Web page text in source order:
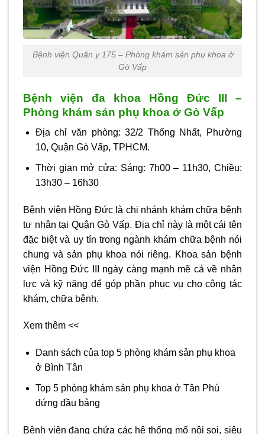
Bệnh viện Quân y 175 – Phòng khám sản phụ khoa ở
Gò Vấp
Bệnh viện đa khoa Hồng Đức III –
Phòng khám sản phụ khoa ở Gò Vấp
Địa chỉ văn phòng: 32/2 Thống Nhất, Phường
10, Quận Gò Vấp, TPHCM.
Thời gian mở cửa: Sáng: 7h00 – 11h30, Chiều:
13h30 – 16h30
Bệnh viện Hồng Đức là chi nhánh khám chữa bệnh
tư nhân tại Quận Gò Vấp. Địa chỉ này là một cái tên
đặc biệt và uy tín trong ngành khám chữa bệnh nói
chung và sản phụ khoa nói riêng. Khoa sản bệnh
viện Hồng Đức III ngày càng mạnh mẽ cả về nhân
lực và kỹ năng để góp phần phục vụ cho công tác
khám, chữa bệnh.
Xem thêm <<
Danh sách của top 5 phòng khám sản phụ khoa
ở Bình Tân
Top 5 phòng khám sản phụ khoa ở Tân Phú
đứng đầu bảng
Bệnh viện đang chứa các hệ thống mổ nội soi, siêu